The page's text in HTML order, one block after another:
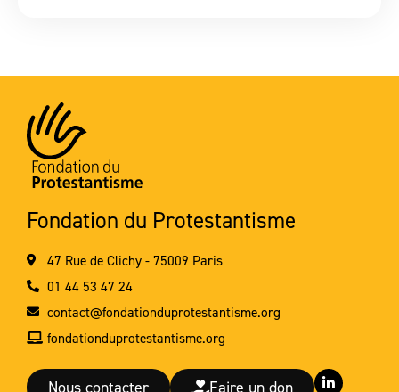
Fondation du Protestantisme
47 Rue de Clichy - 75009 Paris
01 44 53 47 24
contact@fondationduprotestantisme.org
fondationduprotestantisme.org
Nous contacter Faire un don
L